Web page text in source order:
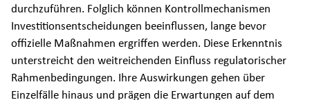
durchzuführen. Folglich können Kontrollmechanismen
Investitionsentscheidungen beeinflussen, lange bevor
offizielle Maßnahmen ergriffen werden. Diese Erkenntnis
unterstreicht den weitreichenden Einfluss regulatorischer
Rahmenbedingungen. Ihre Auswirkungen gehen über
Einzelfälle hinaus und prägen die Erwartungen auf dem